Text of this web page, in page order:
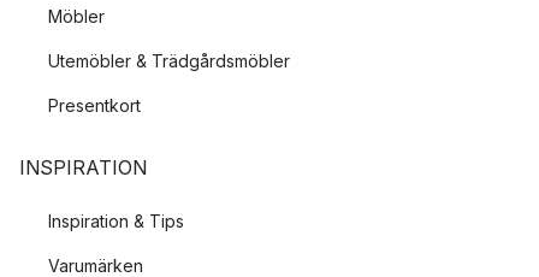
Möbler
Utemöbler & Trädgårdsmöbler
Presentkort
INSPIRATION
Inspiration & Tips
Varumärken